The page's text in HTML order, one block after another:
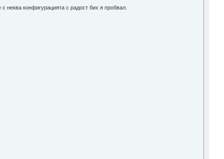
неква конфигурацията с радост бих я пробвал.